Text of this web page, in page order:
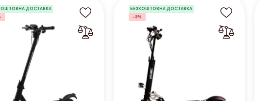
ДОСТАВКА
БЕЗКОШТОВНА ДОСТАВКА
-5%